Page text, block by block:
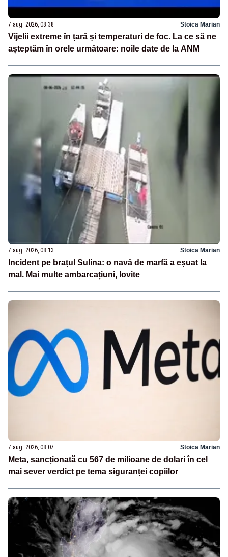
7 aug. 2026, 08:38 Stoica Marian
Vijelii extreme în țară și temperaturi de foc. La ce să ne
așteptăm în orele următoare: noile date de la ANM
7 aug. 2026, 08:13 Stoica Marian
Incident pe brațul Sulina: o navă de marfă a eșuat la
mal. Mai multe ambarcațiuni, lovite
7 aug. 2026, 08:07 Stoica Marian
Meta, sancționată cu 567 de milioane de dolari în cel
mai sever verdict pe tema siguranței copiilor